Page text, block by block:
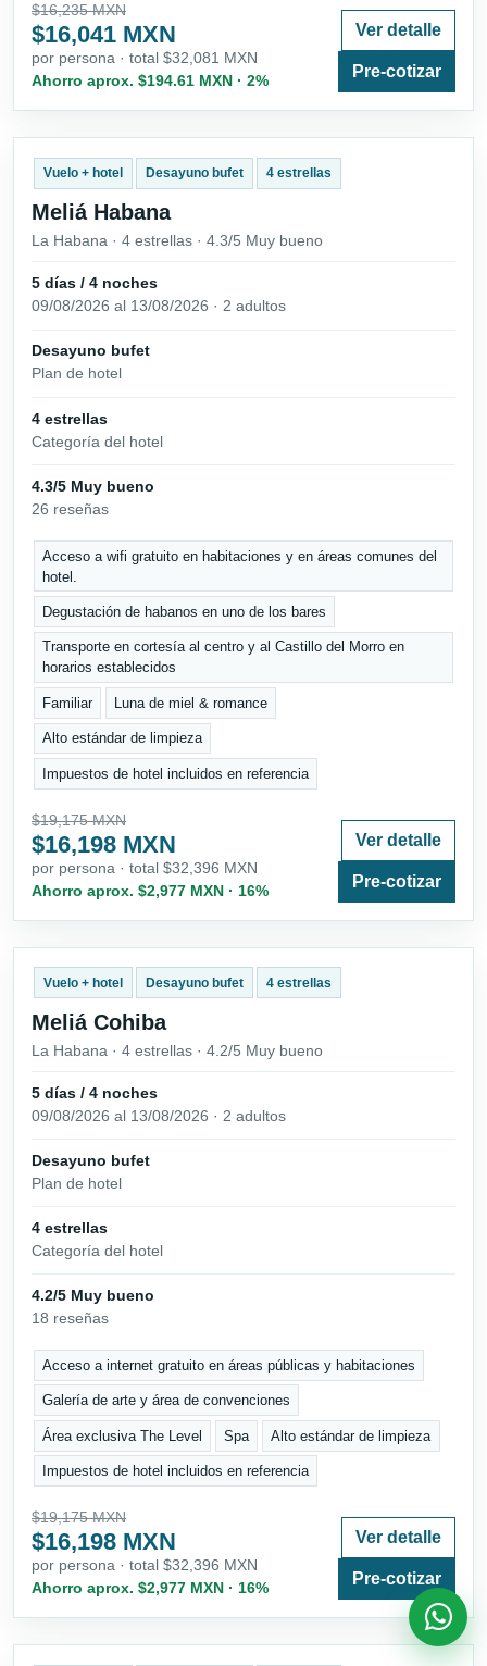
$16,235 MXN
$16,041 MXN
por persona · total $32,081 MXN
Ahorro aprox. $194.61 MXN · 2%
Ver detalle
Pre-cotizar
Vuelo + hotel Desayuno bufet 4 estrellas
Meliá Habana
La Habana · 4 estrellas · 4.3/5 Muy bueno
5 días / 4 noches
09/08/2026 al 13/08/2026 · 2 adultos
Desayuno bufet
Plan de hotel
4 estrellas
Categoría del hotel
4.3/5 Muy bueno
26 reseñas
Acceso a wifi gratuito en habitaciones y en áreas comunes del
hotel.
Degustación de habanos en uno de los bares
Transporte en cortesía al centro y al Castillo del Morro en
horarios establecidos
Familiar Luna de miel & romance
Alto estándar de limpieza
Impuestos de hotel incluidos en referencia
$19,175 MXN
$16,198 MXN
por persona · total $32,396 MXN
Ahorro aprox. $2,977 MXN · 16%
Ver detalle
Pre-cotizar
Vuelo + hotel Desayuno bufet 4 estrellas
Meliá Cohiba
La Habana · 4 estrellas · 4.2/5 Muy bueno
5 días / 4 noches
09/08/2026 al 13/08/2026 · 2 adultos
Desayuno bufet
Plan de hotel
4 estrellas
Categoría del hotel
4.2/5 Muy bueno
18 reseñas
Acceso a internet gratuito en áreas públicas y habitaciones
Galería de arte y área de convenciones
Área exclusiva The Level Spa Alto estándar de limpieza
Impuestos de hotel incluidos en referencia
$19,175 MXN
$16,198 MXN
por persona · total $32,396 MXN
Ahorro aprox. $2,977 MXN · 16%
Ver detalle
Pre-cotizar